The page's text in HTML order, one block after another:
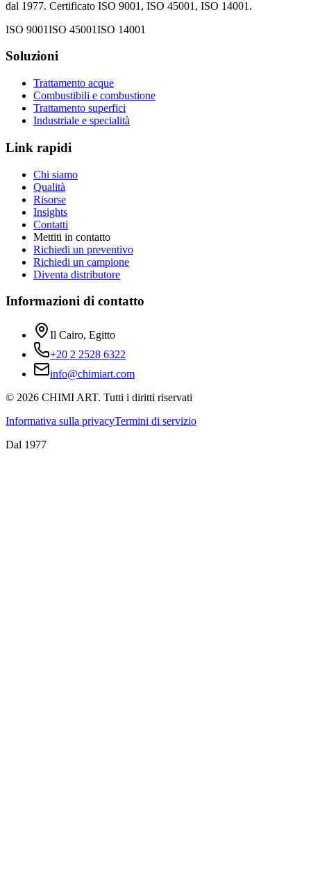
dal 1977. Certificato ISO 9001, ISO 45001, ISO 14001.
ISO 9001ISO 45001ISO 14001
Soluzioni
Trattamento acque
Combustibili e combustione
Trattamento superfici
Industriale e specialità
Link rapidi
Chi siamo
Qualità
Risorse
Insights
Contatti
Mettiti in contatto
Richiedi un preventivo
Richiedi un campione
Diventa distributore
Informazioni di contatto
Il Cairo, Egitto
+20 2 2528 6322
info@chimiart.com
© 2026 CHIMI ART. Tutti i diritti riservati
Informativa sulla privacyTermini di servizio
Dal 1977